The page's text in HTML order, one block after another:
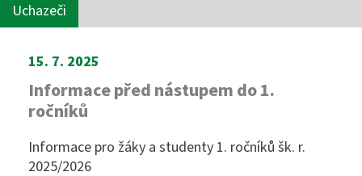
Uchazeči
15. 7. 2025
Informace před nástupem do 1.
ročníků
Informace pro žáky a studenty 1. ročníků šk. r.
2025/2026